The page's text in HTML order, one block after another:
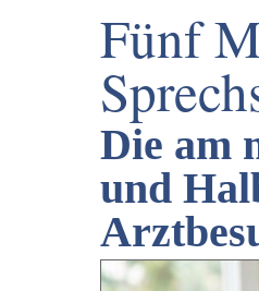
Fünf
Die am
und